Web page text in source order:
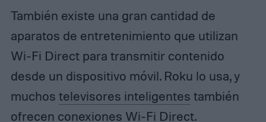
También existe una gran cantidad de
aparatos de entretenimiento que utilizan
Wi-Fi Direct para transmitir contenido
desde un dispositivo móvil. Roku lo usa, y
muchos televisores inteligentes también
ofrecen conexiones Wi-Fi Direct.